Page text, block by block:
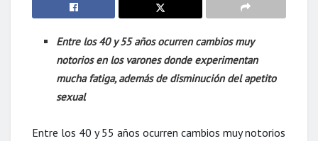
Entre los 40 y 55 años ocurren cambios muy
notorios en los varones donde experimentan
mucha fatiga, además de disminución del apetito
sexual
Entre los 40 y 55 años ocurren cambios muy notorios